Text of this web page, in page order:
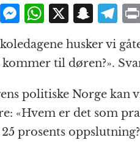
F
a
M
e
ss
e
n
g
e
W
at
s
A
p
p
X S
a
p
c
h
at
T
el
e
g
r
a
m
husker vi
til døren?».
politiske Norge kan
«Hvem er det som
prosents